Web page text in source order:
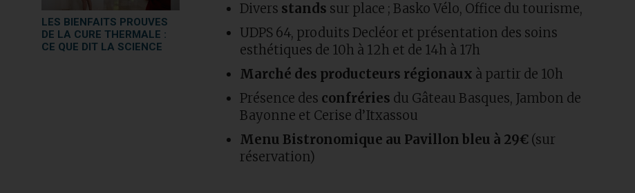
LES BIENFAITS PROUVES
DE LA CURE THERMALE :
CE QUE DIT LA SCIENCE
Divers stands sur place ; Basko Vélo, Office du tourisme,
UDPS 64, produits Decléor et présentation des soins
esthétiques de 10h à 12h et de 14h à 17h
Marché des producteurs régionaux à partir de 10h
Présence des confréries du Gâteau Basques, Jambon de
Bayonne et Cerise d’Itxassou
Menu Bistronomique au Pavillon bleu à 29€ (sur
réservation)